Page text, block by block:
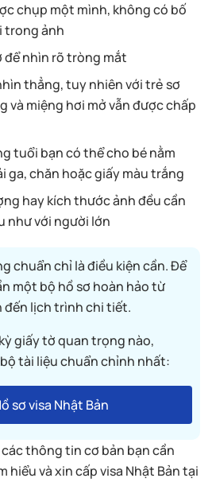
chụp một mình, không có bố
trong ảnh
để nhìn rõ tròng mắt
thẳng, tuy nhiên với trẻ sơ
và miệng hơi mở vẫn được chấp
tuổi bạn có thể cho bé nằm
ga, chăn hoặc giấy màu trắng
hay kích thước ảnh đều cần
như với người lớn
chuẩn chỉ là điều kiện cần. Để
một bộ hồ sơ hoàn hảo từ
lịch trình chi tiết.
giấy tờ quan trọng nào,
bộ tài liệu chuẩn chỉnh nhất:
sơ visa Nhật Bản
thông tin cơ bản bạn cần
và xin cấp visa Nhật Bản tại